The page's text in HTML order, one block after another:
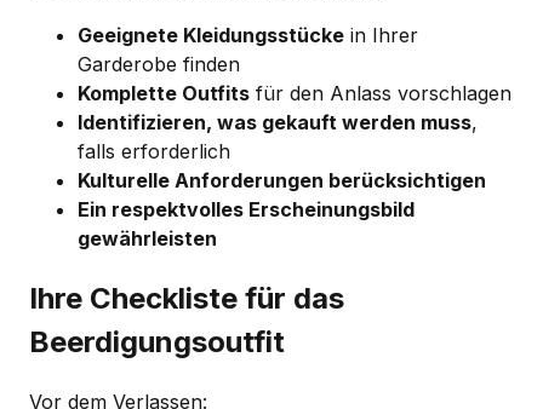
Geeignete Kleidungsstücke in Ihrer
Garderobe finden
Komplette Outfits für den Anlass vorschlagen
Identifizieren, was gekauft werden muss,
falls erforderlich
Kulturelle Anforderungen berücksichtigen
Ein respektvolles Erscheinungsbild
gewährleisten
Ihre Checkliste für das
Beerdigungsoutfit
Vor dem Verlassen: